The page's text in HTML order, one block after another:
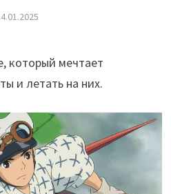
который мечтает
и летать на них.